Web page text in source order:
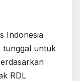
Indonesia
tunggal untuk
RDL